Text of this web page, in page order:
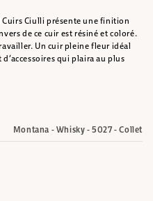
Ciulli présente une finition
de ce cuir est résiné et coloré.
Un cuir pleine fleur idéal
qui plaira au plus
Montana - Whisky - 5027 - Collet